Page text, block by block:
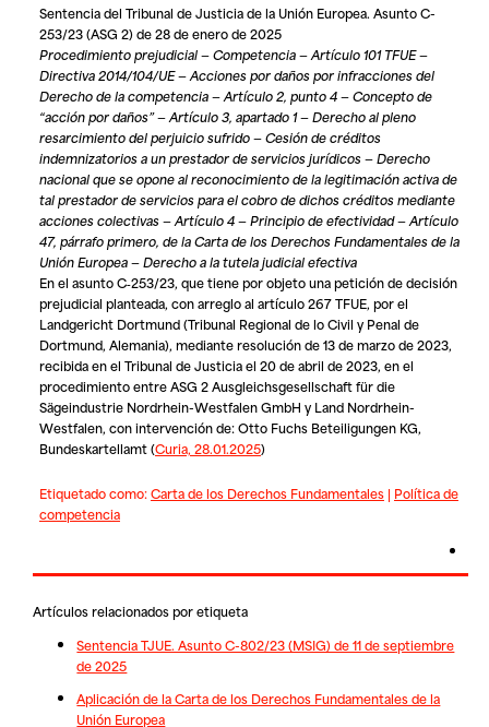
Sentencia del Tribunal de Justicia de la Unión Europea. Asunto C-
253/23 (ASG 2) de 28 de enero de 2025
Procedimiento prejudicial — Competencia — Artículo 101 TFUE —
Directiva 2014/104/UE — Acciones por daños por infracciones del
Derecho de la competencia — Artículo 2, punto 4 — Concepto de
“acción por daños” — Artículo 3, apartado 1 — Derecho al pleno
resarcimiento del perjuicio sufrido — Cesión de créditos
indemnizatorios a un prestador de servicios jurídicos — Derecho
nacional que se opone al reconocimiento de la legitimación activa de
tal prestador de servicios para el cobro de dichos créditos mediante
acciones colectivas — Artículo 4 — Principio de efectividad — Artículo
47, párrafo primero, de la Carta de los Derechos Fundamentales de la
Unión Europea — Derecho a la tutela judicial efectiva
En el asunto C‑253/23, que tiene por objeto una petición de decisión
prejudicial planteada, con arreglo al artículo 267 TFUE, por el
Landgericht Dortmund (Tribunal Regional de lo Civil y Penal de
Dortmund, Alemania), mediante resolución de 13 de marzo de 2023,
recibida en el Tribunal de Justicia el 20 de abril de 2023, en el
procedimiento entreASG 2 Ausgleichsgesellschaft für die
Sägeindustrie Nordrhein-Westfalen GmbH y Land Nordrhein-
Westfalen, con intervención de:Otto Fuchs Beteiligungen KG,
Bundeskartellamt (Curia, 28.01.2025)
Etiquetado como:Carta de los Derechos Fundamentales| Política de
competencia
Artículos relacionados por etiqueta
Sentencia TJUE. Asunto C-802/23 (MSIG) de 11 de septiembre
de 2025
Aplicación de la Carta de los Derechos Fundamentales de la
Unión Europea